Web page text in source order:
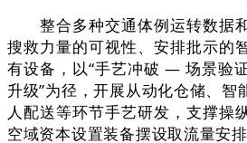
整合多种交通体例运转数据
搜救力量的可视性、安排批示的
有设备，以“手艺冲破 — 场景
升级”为径，开展从动化仓储、智
人配送等环节手艺研发，支撑操
空域资本设置装备摆设取流量安